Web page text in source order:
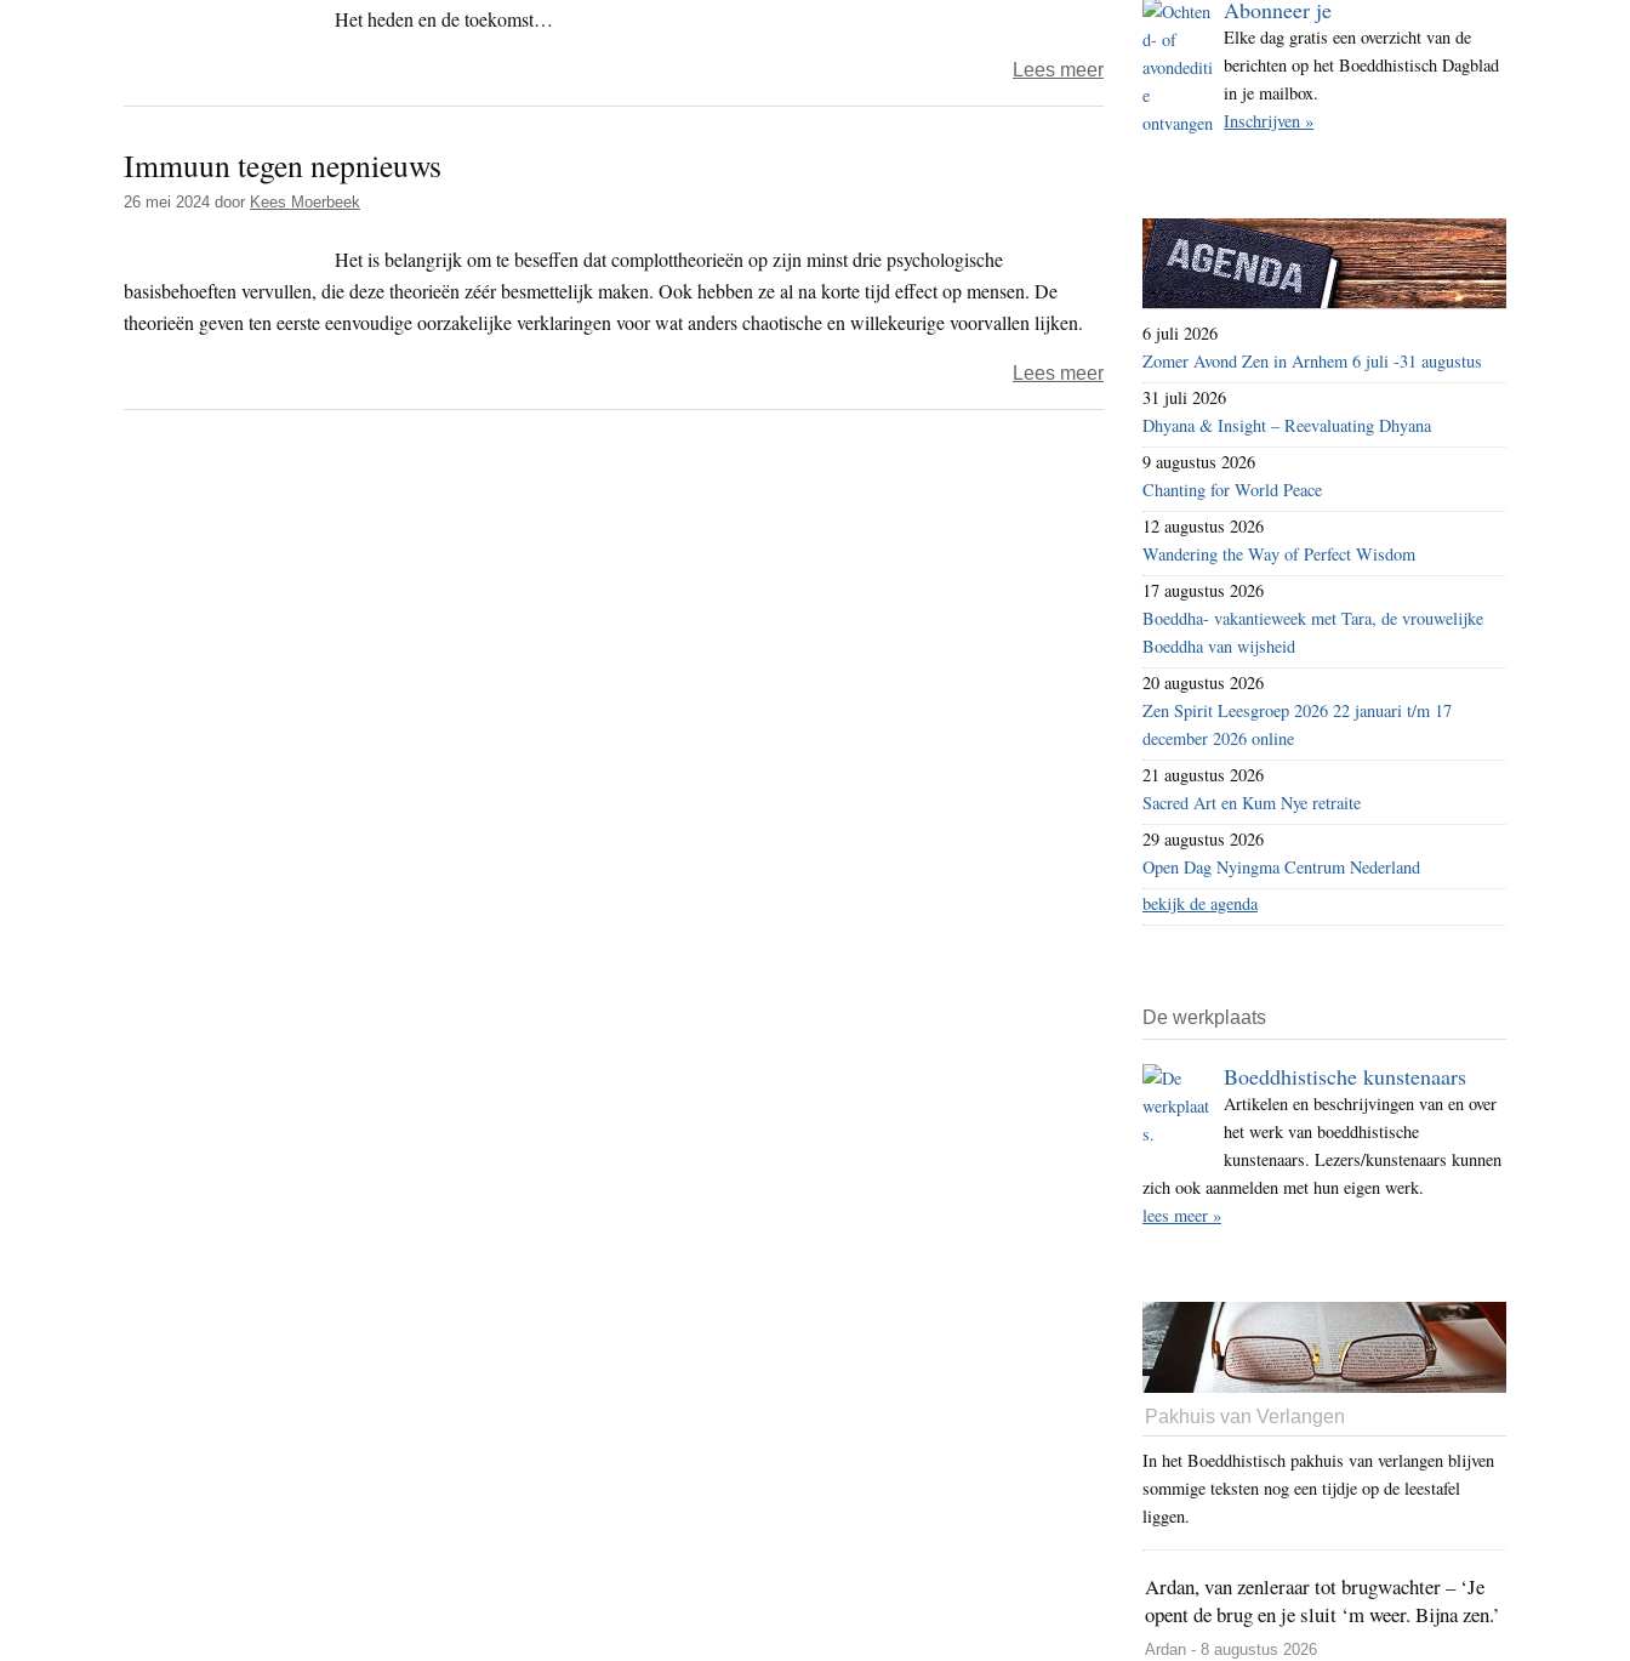
i
t
Het heden en de toekomst…
Lees meerover
Ardan
Immuun tegen nepnieuws
26 mei 2024 door Kees Moerbeek
Het is belangrijk om te beseffen dat complottheorieën op zijn minst drie psychologische
basisbehoeften vervullen, die deze theorieën zéér besmettelijk maken. Ook hebben ze al na korte tijd effect op mensen. De
theorieën geven ten eerste eenvoudige oorzakelijke verklaringen voor wat anders chaotische en willekeurige voorvallen lijken.
Lees meerover
Immuun
tegen
nepnieuws
Abonneer je
Elke dag gratis een overzicht van de
berichten op het Boeddhistisch Dagblad
in je mailbox.
Inschrijven »
6 juli 2026
Zomer Avond Zen in Arnhem 6 juli -31 augustus
31 juli 2026
Dhyana & Insight – Reevaluating Dhyana
9 augustus 2026
Chanting for World Peace
12 augustus 2026
Wandering the Way of Perfect Wisdom
17 augustus 2026
Boeddha- vakantieweek met Tara, de vrouwelijke
Boeddha van wijsheid
20 augustus 2026
Zen Spirit Leesgroep 2026 22 januari t/m 17
december 2026 online
21 augustus 2026
Sacred Art en Kum Nye retraite
29 augustus 2026
Open Dag Nyingma Centrum Nederland
bekijk de agenda
De werkplaats
Boeddhistische kunstenaars
Artikelen en beschrijvingen van en over
het werk van boeddhistische
kunstenaars. Lezers/kunstenaars kunnen
zich ook aanmelden met hun eigen werk.
lees meer »
Pakhuis van Verlangen
In het Boeddhistisch pakhuis van verlangen blijven
sommige teksten nog een tijdje op de leestafel
liggen.
Ardan, van zenleraar tot brugwachter – ‘Je
opent de brug en je sluit ‘m weer. Bijna zen.’
Ardan - 8 augustus 2026